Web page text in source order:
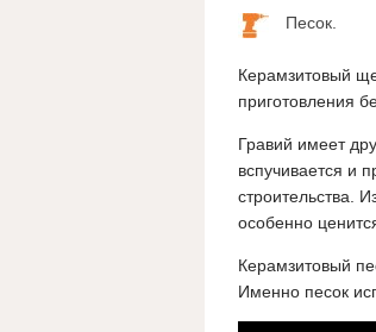
Песок.
Керамзитовый
приготовления
Гравий имеет
вспучивается и
строительства.
особенно
Керамзитовый
Именно песок